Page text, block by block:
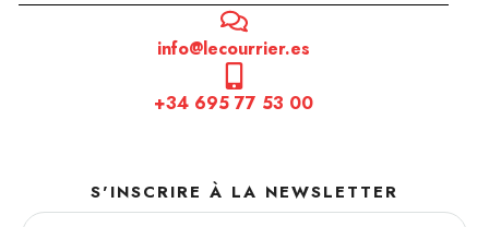
info@lecourrier.es
+34 695 77 53 00
S'INSCRIRE À LA NEWSLETTER